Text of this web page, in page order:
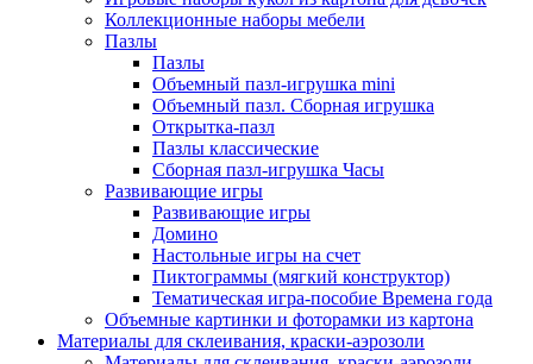
Коллекционные наборы мебели
Пазлы
Пазлы
Объемный пазл-игрушка mini
Объемный пазл. Сборная игрушка
Открытка-пазл
Пазлы классические
Сборная пазл-игрушка Часы
Развивающие игры
Развивающие игры
Домино
Настольные игры на счет
Пиктограммы (мягкий конструктор)
Тематическая игра-пособие Времена года
Объемные картинки и фоторамки из картона
Материалы для склеивания, краски-аэрозоли